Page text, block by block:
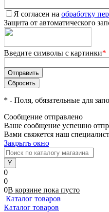
Я согласен на обработку
Защита от автоматического
Введите символы с картинки*
* - Поля, обязательные для
Сообщение отправлено
Ваше сообщение успешно
Вами свяжется наш специалист
Закрыть окно
0
0
0В корзине пока пусто
Каталог товаров
Каталог товаров